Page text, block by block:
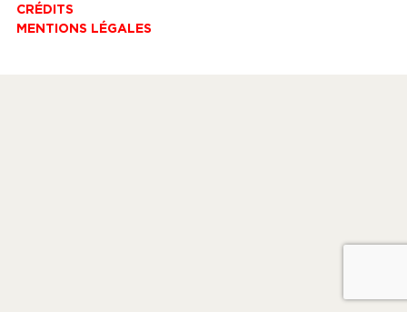
CRÉDITS
MENTIONS LÉGALES